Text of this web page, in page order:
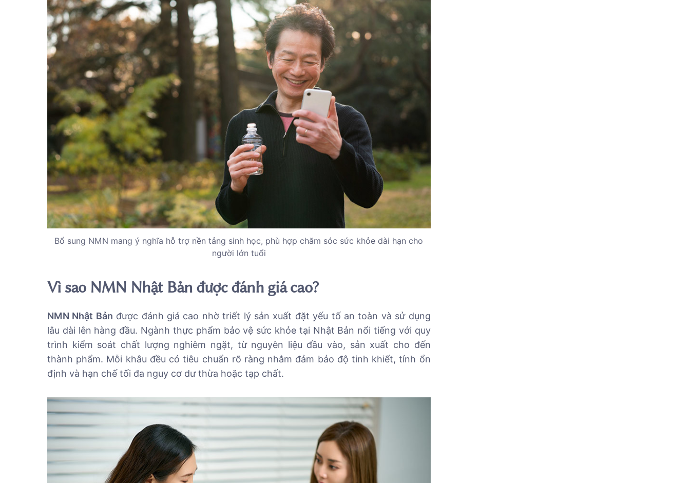
Bổ sung NMN mang ý nghĩa hỗ trợ nền tảng sinh học, phù hợp chăm sóc sức khỏe dài hạn cho
người lớn tuổi
Vì sao NMN Nhật Bản được đánh giá cao?
NMN Nhật Bản được đánh giá cao nhờ triết lý sản xuất đặt yếu tố an toàn và sử dụng
lâu dài lên hàng đầu. Ngành thực phẩm bảo vệ sức khỏe tại Nhật Bản nổi tiếng với quy
trình kiểm soát chất lượng nghiêm ngặt, từ nguyên liệu đầu vào, sản xuất cho đến
thành phẩm. Mỗi khâu đều có tiêu chuẩn rõ ràng nhằm đảm bảo độ tinh khiết, tính ổn
định và hạn chế tối đa nguy cơ dư thừa hoặc tạp chất.